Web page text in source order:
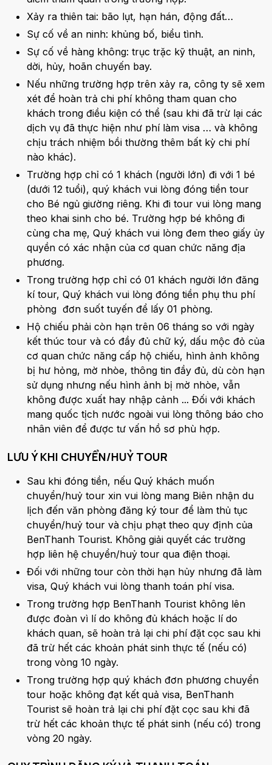
Xảy ra thiên tai: bão lụt, hạn hán, động đất…
Sự cố về an ninh: khủng bố, biểu tình.
Sự cố về hàng không: trục trặc kỹ thuật, an ninh,
dời, hủy, hoãn chuyến bay.
Nếu những trường hợp trên xảy ra, công ty sẽ xem
xét để hoàn trả chi phí không tham quan cho
khách trong điều kiện có thể (sau khi đã trừ lại các
dịch vụ đã thực hiện như phí làm visa … và không
chịu trách nhiệm bồi thường thêm bất kỳ chi phí
nào khác).
Trường hợp chỉ có 1 khách (người lớn) đi với 1 bé
(dưới 12 tuổi), quý khách vui lòng đóng tiền tour
cho Bé ngủ giường riêng. Khi đi tour vui lòng mang
theo khai sinh cho bé. Trường hợp bé không đi
cùng cha mẹ, Quý khách vui lòng đem theo giấy ủy
quyền có xác nhận của cơ quan chức năng địa
phương.
Trong trường hợp chỉ có 01 khách người lớn đăng
kí tour, Quý khách vui lòng đóng tiền phụ thu phí
phòng đơn suốt tuyến để lấy 01 phòng.
Hộ chiếu phải còn hạn trên 06 tháng so với ngày
kết thúc tour và có đầy đủ chữ ký, dấu mộc đỏ của
cơ quan chức năng cấp hộ chiếu, hình ảnh không
bị hư hỏng, mờ nhòe, thông tin đầy đủ, dù còn hạn
sử dụng nhưng nếu hình ảnh bị mờ nhòe, vẫn
không được xuất hay nhập cảnh ... Đối với khách
mang quốc tịch nước ngoài vui lòng thông báo cho
nhân viên để được tư vấn hồ sơ phù hợp.
LƯU Ý KHI CHUYỂN/HUỶ TOUR
Sau khi đóng tiền, nếu Quý khách muốn
chuyển/huỷ tour xin vui lòng mang Biên nhận du
lịch đến văn phòng đăng ký tour để làm thủ tục
chuyển/huỷ tour và chịu phạt theo quy định của
BenThanh Tourist. Không giải quyết các trường
hợp liên hệ chuyển/huỷ tour qua điện thoại.
Đối với những tour còn thời hạn hủy nhưng đã làm
visa, Quý khách vui lòng thanh toán phí visa.
Trong trường hợp BenThanh Tourist không lên
được đoàn vì lí do không đủ khách hoặc lí do
khách quan, sẽ hoàn trả lại chi phí đặt cọc sau khi
đã trừ hết các khoản phát sinh thực tế (nếu có)
trong vòng 10 ngày.
Trong trường hợp quý khách đơn phương chuyển
tour hoặc không đạt kết quả visa, BenThanh
Tourist sẽ hoàn trả lại chi phí đặt cọc sau khi đã
trừ hết các khoản thực tế phát sinh (nếu có) trong
vòng 20 ngày.